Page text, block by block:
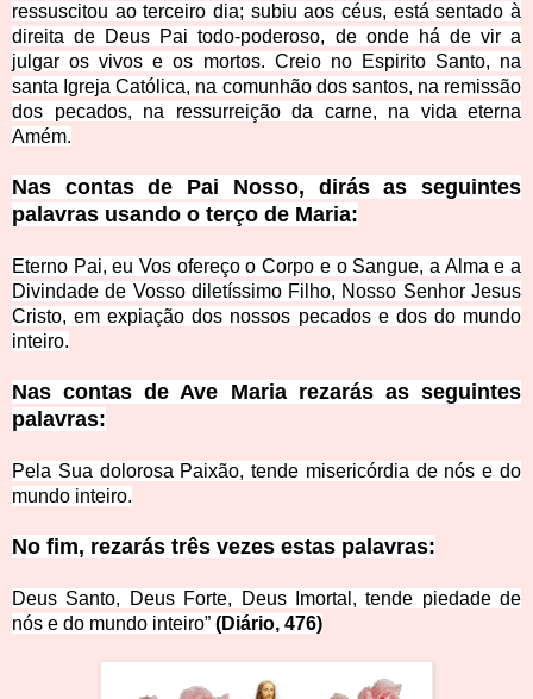
ressuscitou ao terceiro dia; subiu aos céus, está sentado à
direita de Deus Pai todo-poderoso, de onde há de vir a
julgar os vivos e os mortos. Creio no Espirito Santo, na
santa Igreja Católica, na comunhão dos santos, na remissão
dos pecados, na ressurreição da carne, na vida eterna
Amém.
Nas contas de Pai Nosso, dirás as seguintes
palavras usando o terço de Maria:
Eterno Pai, eu Vos ofereço o Corpo e o Sangue, a Alma e a
Divindade de Vosso diletíssimo Filho, Nosso Senhor Jesus
Cristo, em expiação dos nossos pecados e dos do mundo
inteiro.
Nas contas de Ave Maria rezarás as seguintes
palavras:
Pela Sua dolorosa Paixão, tende misericórdia de nós e do
mundo inteiro.
No fim, rezarás três vezes estas palavras:
Deus Santo, Deus Forte, Deus Imortal, tende piedade de
nós e do mundo inteiro” (Diário, 476)